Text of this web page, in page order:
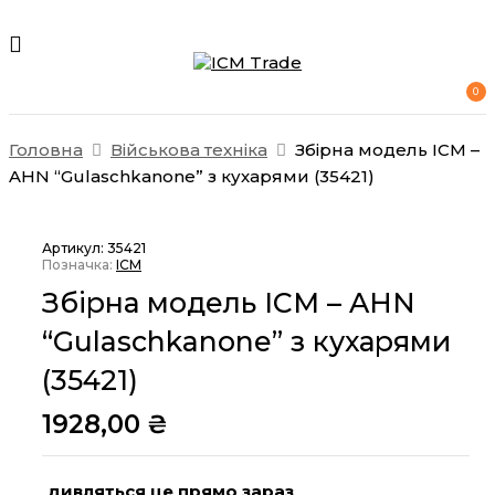
0
Головна Військова техніка
Збірна модель ICM –
AHN “Gulaschkanone” з кухарями (35421)
Артикул: 35421
Позначка: ICM
Збірна модель ICM – AHN
“Gulaschkanone” з кухарями
(35421)
1928,00 ₴
МОДЕЛЬ ICM – AHN “GULASCHKANONE” З
КУХАРЯМИ (35421)”
Ваша e-mail адреса не
оприлюднюватиметься.
поля позначені *
Оцінка